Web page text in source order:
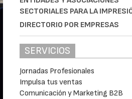
SECTORIALES PARA LA
DIRECTORIO POR EMPRESAS
SERVICIOS
Jornadas Profesionales
Impulsa tus ventas
Comunicación y Marketing B2B